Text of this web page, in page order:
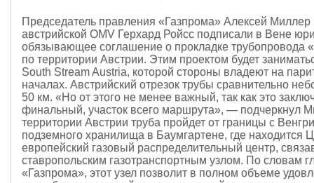
Председатель правления «Газпрома» Алексей Миллер
австрийской OMV Герхард Ройсс подписали в Вене
обязывающее соглашение о прокладке трубопровода
по территории Австрии. Этим проектом будет
South Stream Austria, которой стороны владеют на
началах. Австрийский отрезок трубы сравнительно
50 км. «Но от этого не менее важный, так как это
финальный, участок всего маршрута», — подчеркнул
территории Австрии труба пройдет от границы с
подземного хранилища в Баумгартене, где находится
европейский газовый распределительный центр,
ставропольским газотранспортным узлом. По словам
«Газпрома», этот узел позволит в полном объеме